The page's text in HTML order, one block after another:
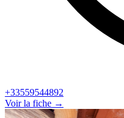
+33559544892
Voir la fiche →